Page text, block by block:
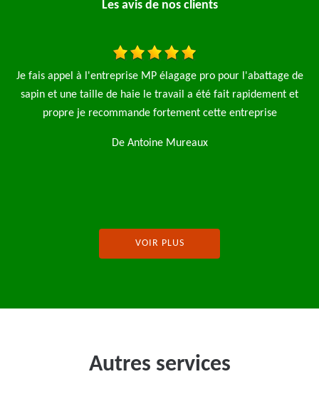
Les avis de nos clients
pro pour l'abattage de
a été fait rapidement et
cette entreprise
J'ai fait appel à l'entreprise MP
arbre ils sont intervenu
VOIR PLUS
Autres services